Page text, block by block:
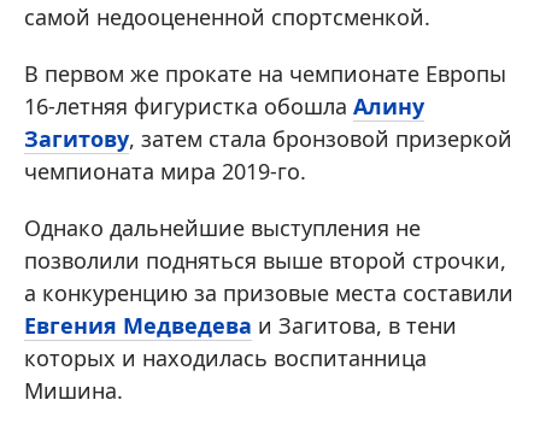
самой недооцененной спортсменкой.
В первом же прокате на чемпионате Европы
16-летняя фигуристка обошла Алину
Загитову, затем стала бронзовой призеркой
чемпионата мира 2019-го.
Однако дальнейшие выступления не
позволили подняться выше второй строчки,
а конкуренцию за призовые места составили
Евгения Медведева и Загитова, в тени
которых и находилась воспитанница
Мишина.